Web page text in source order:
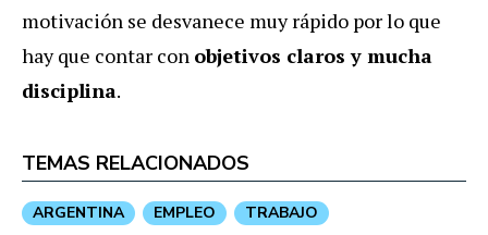
motivación se desvanece muy rápido por lo que
hay que contar con objetivos claros y mucha
disciplina.
TEMAS RELACIONADOS
ARGENTINA EMPLEO
TRABAJO